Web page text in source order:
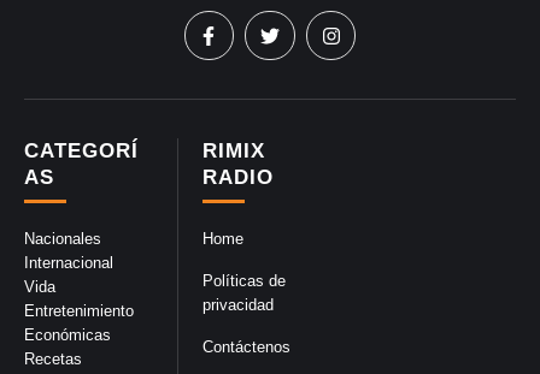
RIMIX
RADIO
Home
Políticas de
privacidad
Contáctenos
CATEGORÍ
AS
Nacionales
Internacional
Vida
Entretenimiento
Económicas
Recetas